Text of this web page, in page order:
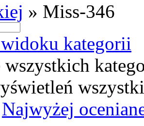
» Miss-346
kategorii
wszystkich
Najwyżej